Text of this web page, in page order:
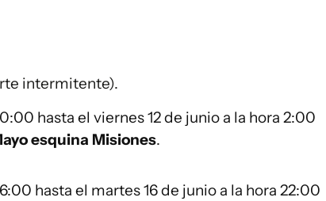
intermitente).
hasta el viernes 12 de junio a la hora 2:00
esquina Misiones.
hasta el martes 16 de junio a la hora 22:00